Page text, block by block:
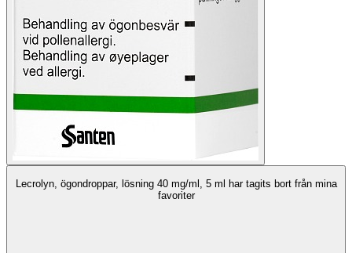
Lecrolyn, ögondroppar, lösning 40 mg/ml, 5 ml har tagits bort från mina
favoriter